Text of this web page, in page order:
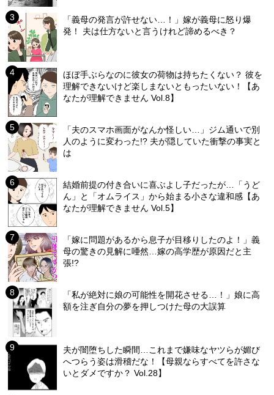
「義母の発言が許せない…！」嫁が義母に怒り爆
発！ 夫は仕方ないと言うけれど諦めるべき？
ほぼ手ぶらなのに彼女の荷物は持ちたくない？ 彼を
理解できないけど楽しまないともったいない！【あ
なたが理解できません Vol.8】
「夫のスマホ画面がなんか怪しい…」ジム通いで別
人のように変わった!? 夫が隠していた衝撃の事実と
は
結婚前提の付き合いに喜ぶよし子だったが…「うど
ん」と「オムライス」から始まる小さな違和感【あ
なたが理解できません Vol.5】
「嫁に問題があるから息子が目移りしたのよ！」義
母の驚きの見解に唖然…嫁の高学歴が原因だと主
張!?
「私が絶対に娘の可能性を開花させる…！」娘に高
額を注ぎ自分の夢を押しつけた母の大誤算
夫が闇堕ちした瞬間…これまで嫌味なヤツらが媚び
へつらう姿は滑稽だな！【母親ならすべてを許さな
いとダメですか？ Vol.28】